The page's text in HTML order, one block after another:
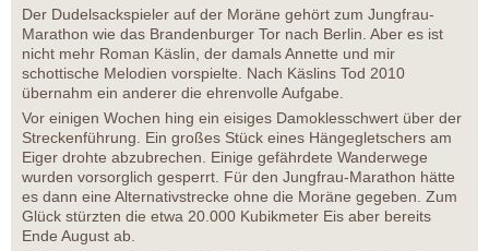
Der Dudelsackspieler auf der Moräne gehört zum Jungfrau-
Marathon wie das Brandenburger Tor nach Berlin. Aber es ist
nicht mehr Roman Käslin, der damals Annette und mir
schottische Melodien vorspielte. Nach Käslins Tod 2010
übernahm ein anderer die ehrenvolle Aufgabe.
Vor einigen Wochen hing ein eisiges Damoklesschwert über der
Streckenführung. Ein großes Stück eines Hängegletschers am
Eiger drohte abzubrechen. Einige gefährdete Wanderwege
wurden vorsorglich gesperrt. Für den Jungfrau-Marathon hätte
es dann eine Alternativstrecke ohne die Moräne gegeben. Zum
Glück stürzten die etwa 20.000 Kubikmeter Eis aber bereits
Ende August ab.